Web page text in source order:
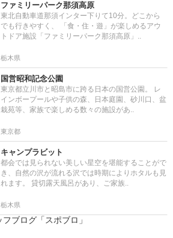
ファミリーパーク那須高原
東北自動車道那須インター下りて10分。どこから
でも行きやすく、 「食・住・遊」が楽しめるアウ
トドア施設「ファミリーパーク那須高原」..
栃木県
国営昭和記念公園
東京都立川市と昭島市に跨る日本の国営公園。 レ
インボープールや子供の森、日本庭園、砂川口、盆
栽苑等、家族で楽しめる数々の施設があ..
東京都
キャンプラビット
都会では見られない美しい星空を堪能することがで
き、自然の沢が流れる沢では時期によりホタルも見
れます。 貸切露天風呂があり、ご家族..
栃木県